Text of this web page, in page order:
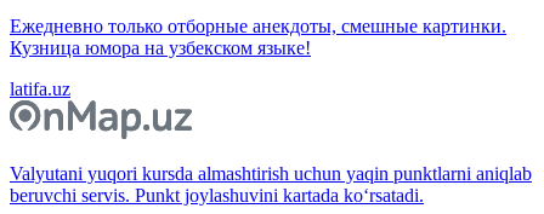
Ежедневно только отборные анекдоты, смешные картинки.
Кузница юмора на узбекском языке!
latifa.uz
Valyutani yuqori kursda almashtirish uchun yaqin punktlarni aniqlab
beruvchi servis. Punkt joylashuvini kartada ko‘rsatadi.